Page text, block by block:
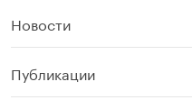
Новости
Публикации